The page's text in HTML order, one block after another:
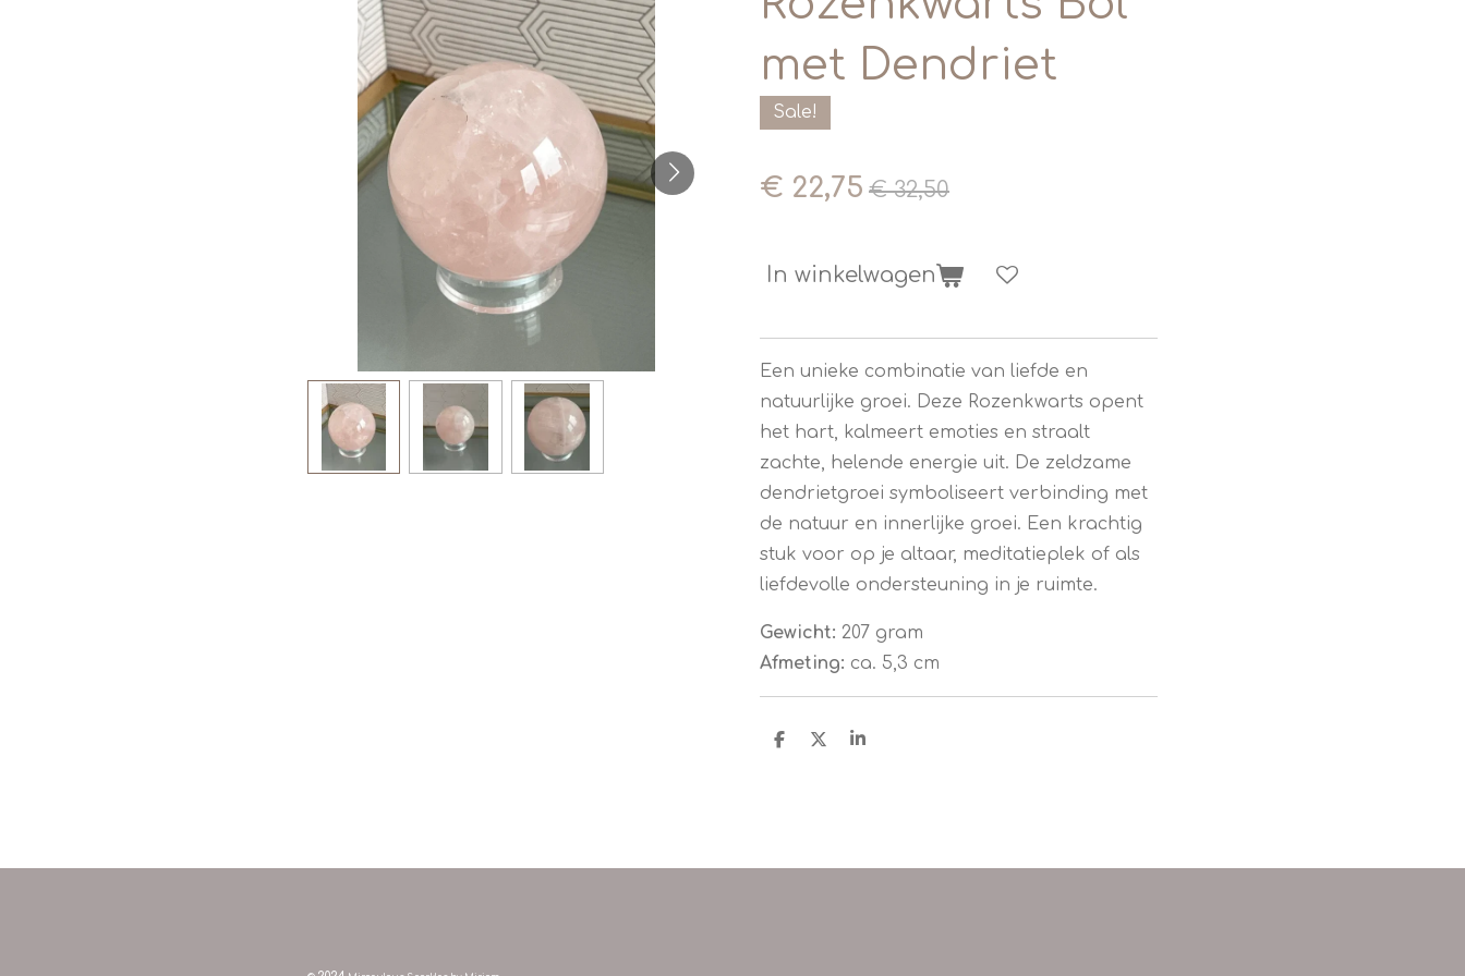
met Dendriet
Sale!
€ 22,75 € 32,50
In winkelwagen
Een unieke combinatie van liefde en
natuurlijke groei. Deze Rozenkwarts opent
het hart, kalmeert emoties en straalt
zachte, helende energie uit. De zeldzame
dendrietgroei symboliseert verbinding met
de natuur en innerlijke groei. Een krachtig
stuk voor op je altaar, meditatieplek of als
liefdevolle ondersteuning in je ruimte.
Gewicht: 207 gram
Afmeting: ca. 5,3 cm
D
D
S